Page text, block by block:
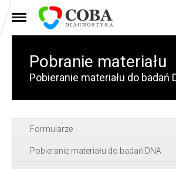
MENU
Pobranie materiału
Pobieranie materiału do badań
Formularze
Pobieranie materiału do badań DNA